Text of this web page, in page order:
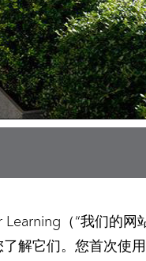
（“我们的网
解它们。您首次使